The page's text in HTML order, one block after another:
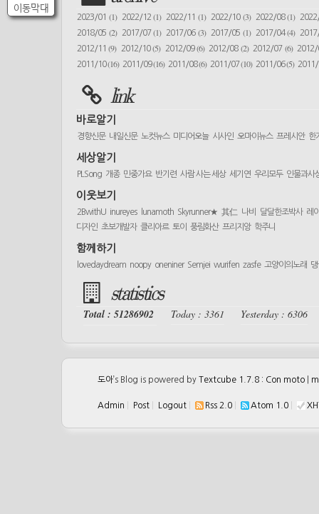
이동막대
2023/01 (1) 2022/12(1) 2022/11(1) 2022/10 (3) 2022/08(1)
2018/05 (2) 2017/07(1) 2017/06(3) 2017/05 (1) 2017/04(4)
2012/11(9) 2012/10(5) 2012/09(6) 2012/08 (2) 2012/07 (6)
2011/10(16) 2011/09(16) 2011/08(6) 2011/07(10) 2011/06(5)
link
바로알기
경향신문 내일신문 노컷뉴스 미디어오늘 시사인 오마이뉴스 프레시안 한
세상알기
PLSong 개종 민중가요 반기련 사람 사는 세상 세기연 우리모두 인물과사
이웃보기
2BwithU inureyes lunamoth Skyrunner★ 其仁 나비 달달한조박사 레
디자인 초보개발자 클리아르 토이 풍림화산 프리지앙 학주니
함께하기
lovedaydream noopy oneniner Semjei wurifen zasfe 고양이의노래
statistics
Total : 51286902 Today : 3361 Yesterday : 6306
도아’s Blog is powered by Textcube 1.7.8 : Con moto
Admin Post Logout Rss 2.0 Atom 1.0